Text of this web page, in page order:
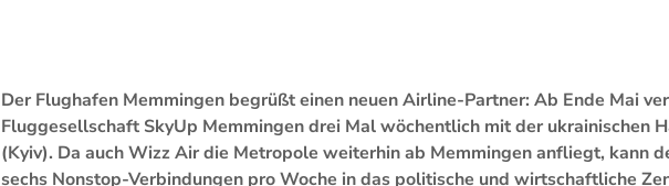
Der Flughafen Memmingen begrüßt einen neuen Airline-Partner: Ab Ende Mai
Fluggesellschaft SkyUp Memmingen drei Mal wöchentlich mit der ukrainischen
(Kyiv). Da auch Wizz Air die Metropole weiterhin ab Memmingen anfliegt, kann
sechs Nonstop-Verbindungen pro Woche in das politische und wirtschaftliche